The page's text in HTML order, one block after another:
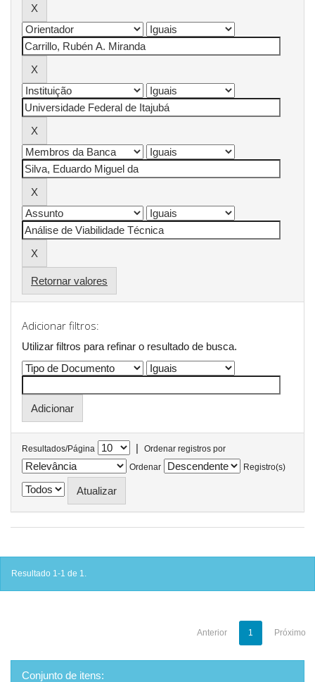
Retornar valores
Adicionar filtros:
Utilizar filtros para refinar o resultado de busca.
Resultados/Página |
Ordenar registros por
Ordenar
Registro(s)
Resultado 1-1 de 1.
Anterior 1 Próximo
Conjunto de itens: